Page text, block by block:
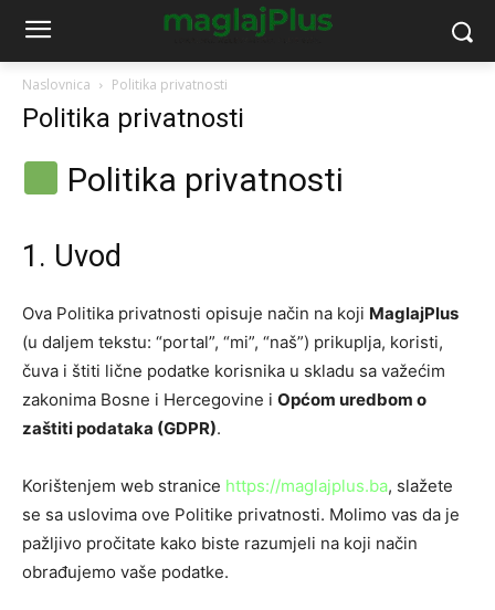
Naslovnica Politika privatnosti
Politika privatnosti
Politika privatnosti
1. Uvod
Ova Politika privatnosti opisuje način na koji MaglajPlus
(u daljem tekstu: “portal”, “mi”, “naš”) prikuplja, koristi,
čuva i štiti lične podatke korisnika u skladu sa važećim
zakonima Bosne i Hercegovine i Općom uredbom o
zaštiti podataka (GDPR).
Korištenjem web stranice https://maglajplus.ba, slažete
se sa uslovima ove Politike privatnosti. Molimo vas da je
pažljivo pročitate kako biste razumjeli na koji način
obrađujemo vaše podatke.